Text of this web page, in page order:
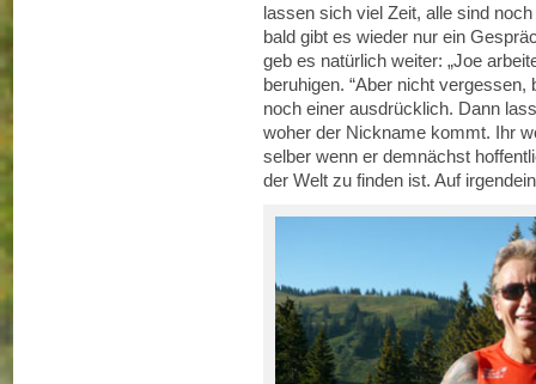
lassen sich viel Zeit, alle sind
bald gibt es wieder nur ein
geb es natürlich weiter: „Joe
beruhigen. “Aber nicht
noch einer ausdrücklich. Dann
woher der Nickname kommt. Ihr
selber wenn er demnächst
der Welt zu finden ist. Auf